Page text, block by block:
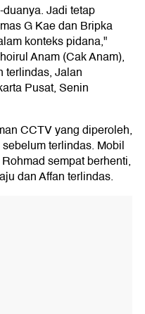
Jadi tetap
G Kae dan Bripka
konteks pidana,"
Anam (Cak Anam),
terlindas, Jalan
Pusat, Senin
CCTV yang diperoleh,
terlindas. Mobil
sempat berhenti,
dan Affan terlindas.